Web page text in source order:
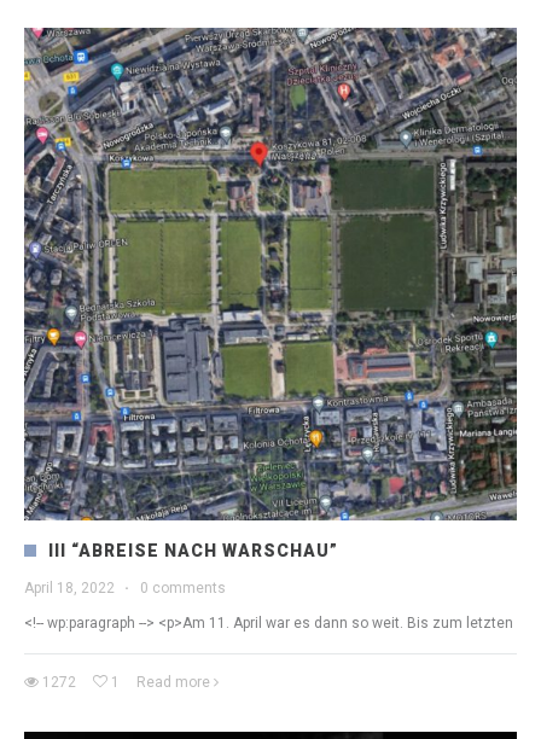
III “ABREISE NACH WARSCHAU”
April 18, 2022 · 0 comments
<!-- wp:paragraph --> <p>Am 11. April war es dann so weit. Bis zum letzten
1272 1 Read more